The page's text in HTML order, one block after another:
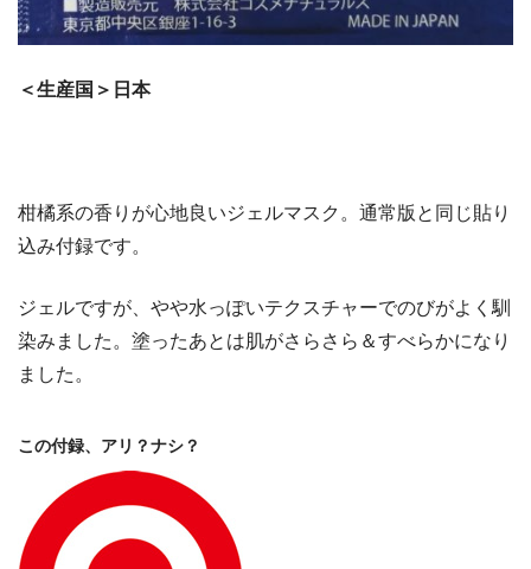
＜生産国＞日本
柑橘系の香りが心地良いジェルマスク。通常版と同じ貼り
込み付録です。
ジェルですが、やや水っぽいテクスチャーでのびがよく馴
染みました。塗ったあとは肌がさらさら＆すべらかになり
ました。
この付録、アリ？ナシ？